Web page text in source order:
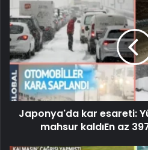
Japonya'da kar esareti:
mahsur kaldıEn az